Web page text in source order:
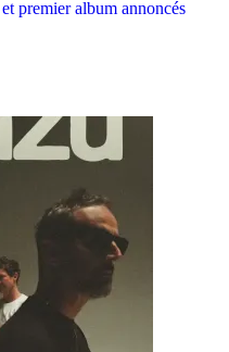
premier album annoncés